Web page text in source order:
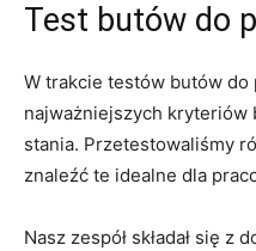
Test ⁢butów ⁣do
W trakcie⁢ testów butów
najważniejszych kryteriów
stania. Przetestowaliśmy
znaleźć te idealne dla
Nasz zespół składał się